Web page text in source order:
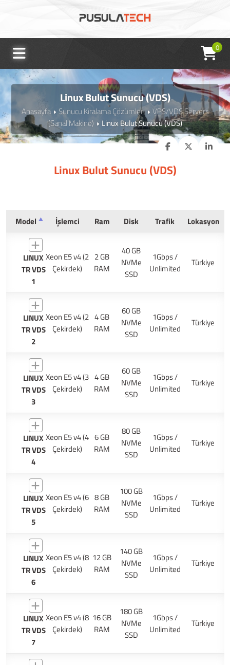
0
Linux Bulut Sunucu (VDS)
Anasayfa Sunucu Kiralama Çözümleri
VPS/VDS Servers
(Sanal Makine)
Linux Bulut Sunucu (VDS)
Linux Bulut Sunucu (VDS)
Model İşlemci Ram Disk Trafik Lokasyon
LINUX
TR VDS
1
Xeon E5 v4 (2
Çekirdek)
2 GB
RAM
40 GB
NVMe
SSD
1Gbps /
Unlimited
Türkiye
LINUX
TR VDS
2
Xeon E5 v4 (2
Çekirdek)
4 GB
RAM
60 GB
NVMe
SSD
1Gbps /
Unlimited
Türkiye
LINUX
TR VDS
3
Xeon E5 v4 (3
Çekirdek)
4 GB
RAM
60 GB
NVMe
SSD
1Gbps /
Unlimited
Türkiye
LINUX
TR VDS
4
Xeon E5 v4 (4
Çekirdek)
6 GB
RAM
80 GB
NVMe
SSD
1Gbps /
Unlimited
Türkiye
LINUX
TR VDS
5
Xeon E5 v4 (6
Çekirdek)
8 GB
RAM
100 GB
NVMe
SSD
1Gbps /
Unlimited
Türkiye
LINUX
TR VDS
6
Xeon E5 v4 (8
Çekirdek)
12 GB
RAM
140 GB
NVMe
SSD
1Gbps /
Unlimited
Türkiye
LINUX
TR VDS
7
Xeon E5 v4 (8
Çekirdek)
16 GB
RAM
180 GB
NVMe
SSD
1Gbps /
Unlimited
Türkiye